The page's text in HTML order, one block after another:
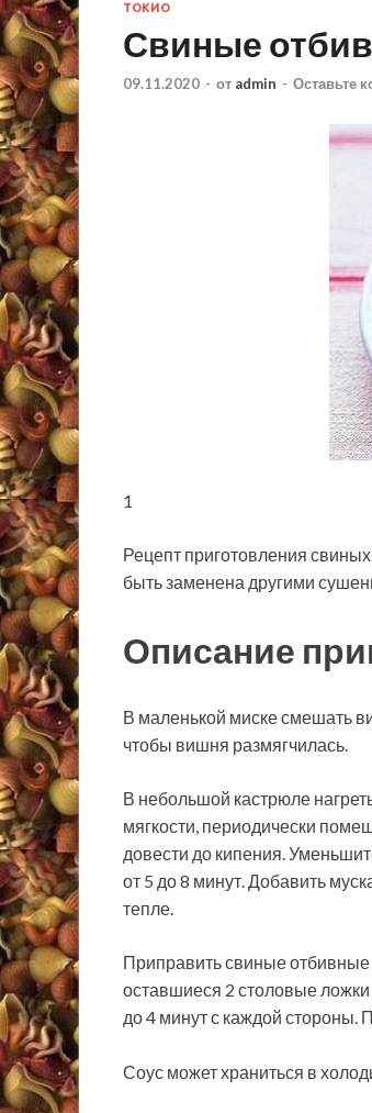
ТОКИО
Свиные
09.11.2020 - от admin - Оставьте
1
Рецепт приготовления
быть заменена другими
Описание
В маленькой миске смешать
чтобы вишня размягчилась.
В небольшой кастрюле
мягкости, периодически
довести до кипения.
от 5 до 8 минут. Добавить
тепле.
Приправить свиные отбивные
оставшиеся 2 столовые
до 4 минут с каждой стороны.
Соус может храниться в